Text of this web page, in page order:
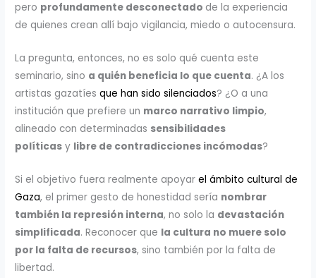
pero profundamente desconectado de la experiencia
de quienes crean allí bajo vigilancia, miedo o autocensura.
La pregunta, entonces, no es solo qué cuenta este
seminario, sino a quién beneficia lo que cuenta. ¿A los
artistas gazatíesque han sido silenciados? ¿O a una
institución que prefiere un marco narrativo limpio,
alineado con determinadas sensibilidades
políticas y libre de contradicciones incómodas?
Si el objetivo fuera realmente apoyarel ámbito cultural de
Gaza, el primer gesto de honestidad sería nombrar
también la represión interna, no solo la devastación
simplificada. Reconocer que la cultura no muere solo
por la falta de recursos, sino también por la falta de
libertad.